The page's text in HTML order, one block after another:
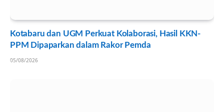
Kotabaru dan UGM Perkuat Kolaborasi, Hasil KKN-
PPM Dipaparkan dalam Rakor Pemda
05/08/2026